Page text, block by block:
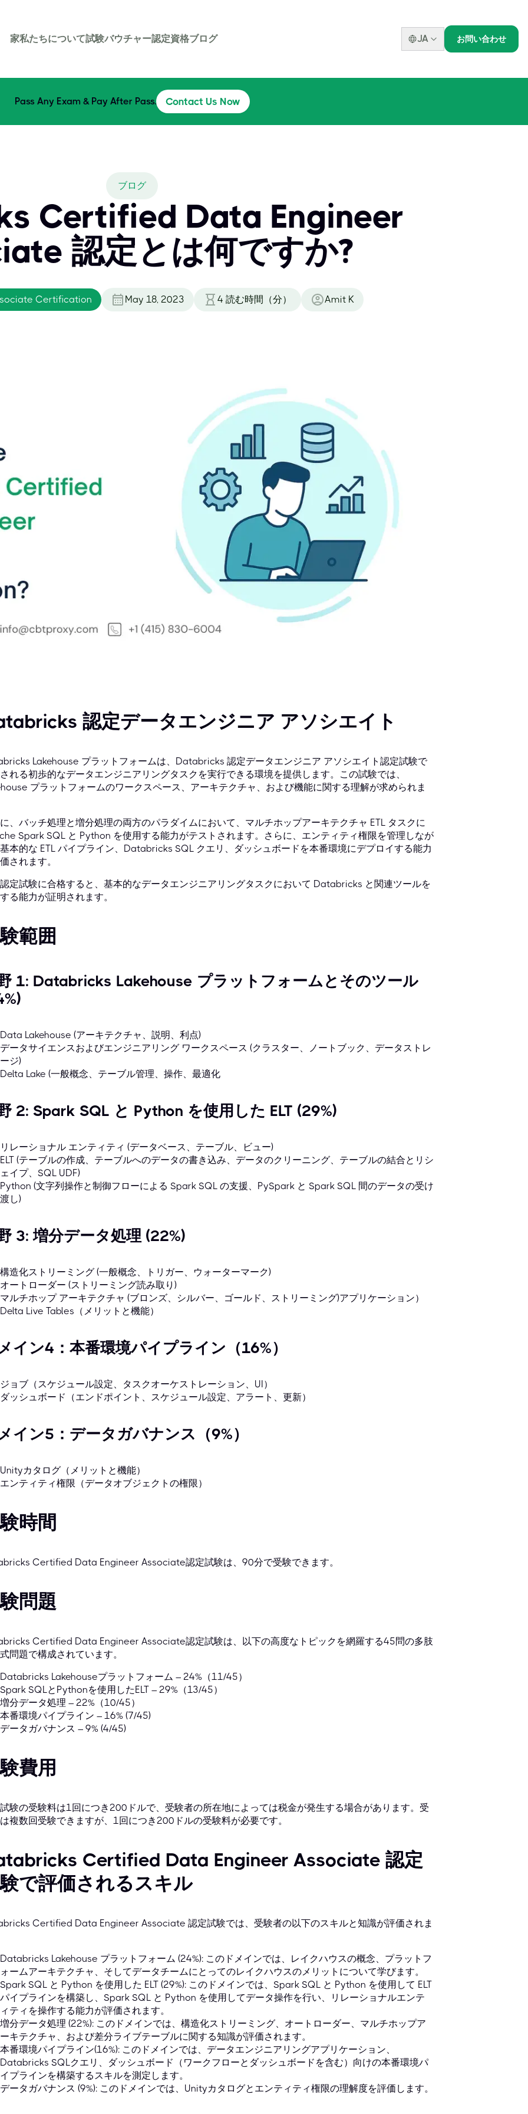
家私たちについて試験バウチャー認定資格ブログ JA お問い合わせ
Pass Any Exam & Pay After Pass. Contact Us Now
ブログ
Certified Data Engineer
認定とは何ですか?
Certification May 18, 2023 4 読む時間（分） Amit K
認定データエンジニア アソシエイト
Lakehouse プラットフォームは、Databricks 認定データエンジニア アソシエイト認定試験で
れる初歩的なデータエンジニアリングタスクを実行できる環境を提供します。この試験では、
プラットフォームのワークスペース、アーキテクチャ、および機能に関する理解が求められま
、バッチ処理と増分処理の両方のパラダイムにおいて、マルチホップアーキテクチャ ETL タスクに
Spark SQL と Python を使用する能力がテストされます。さらに、エンティティ権限を管理しなが
本的な ETL パイプライン、Databricks SQL クエリ、ダッシュボードを本番環境にデプロイする能力
されます。
定試験に合格すると、基本的なデータエンジニアリングタスクにおいて Databricks と関連ツールを
る能力が証明されます。
範囲
1: Databricks Lakehouse プラットフォームとそのツール
Data Lakehouse (アーキテクチャ、説明、利点)
データサイエンスおよびエンジニアリング ワークスペース (クラスター、ノートブック、データストレ
ージ)
Delta Lake (一般概念、テーブル管理、操作、最適化
2: Spark SQL と Python を使用した ELT (29%)
リレーショナル エンティティ (データベース、テーブル、ビュー)
ELT (テーブルの作成、テーブルへのデータの書き込み、データのクリーニング、テーブルの結合とリシ
ェイプ、SQL UDF)
Python (文字列操作と制御フローによる Spark SQL の支援、PySpark と Spark SQL 間のデータの受け
渡し)
3: 増分データ処理 (22%)
構造化ストリーミング (一般概念、トリガー、ウォーターマーク)
オートローダー (ストリーミング読み取り)
マルチホップ アーキテクチャ (ブロンズ、シルバー、ゴールド、ストリーミング)アプリケーション）
Delta Live Tables（メリットと機能）
イン4：本番環境パイプライン（16%）
ジョブ（スケジュール設定、タスクオーケストレーション、UI）
ダッシュボード（エンドポイント、スケジュール設定、アラート、更新）
イン5：データガバナンス（9%）
Unityカタログ（メリットと機能）
エンティティ権限（データオブジェクトの権限）
時間
Certified Data Engineer Associate認定試験は、90分で受験できます。
問題
Certified Data Engineer Associate認定試験は、以下の高度なトピックを網羅する45問の多肢
問題で構成されています。
Databricks Lakehouseプラットフォーム – 24%（11/45）
Spark SQLとPythonを使用したELT – 29%（13/45）
増分データ処理 – 22%（10/45）
本番環境パイプライン – 16% (7/45)
データガバナンス – 9% (4/45)
費用
験の受験料は1回につき200ドルで、受験者の所在地によっては税金が発生する場合があります。受
複数回受験できますが、1回につき200ドルの受験料が必要です。
Certified Data Engineer Associate 認定
で評価されるスキル
Certified Data Engineer Associate 認定試験では、受験者の以下のスキルと知識が評価されま
Databricks Lakehouse プラットフォーム (24%): このドメインでは、レイクハウスの概念、プラットフ
ォームアーキテクチャ、そしてデータチームにとってのレイクハウスのメリットについて学びます。
Spark SQL と Python を使用した ELT (29%): このドメインでは、Spark SQL と Python を使用して ELT
パイプラインを構築し、Spark SQL と Python を使用してデータ操作を行い、リレーショナルエンテ
ィティを操作する能力が評価されます。
増分データ処理 (22%): このドメインでは、構造化ストリーミング、オートローダー、マルチホップア
ーキテクチャ、および差分ライブテーブルに関する知識が評価されます。
本番環境パイプライン(16%): このドメインでは、データエンジニアリングアプリケーション、
Databricks SQLクエリ、ダッシュボード（ワークフローとダッシュボードを含む）向けの本番環境パ
イプラインを構築するスキルを測定します。
データガバナンス (9%): このドメインでは、Unityカタログとエンティティ権限の理解度を評価します。